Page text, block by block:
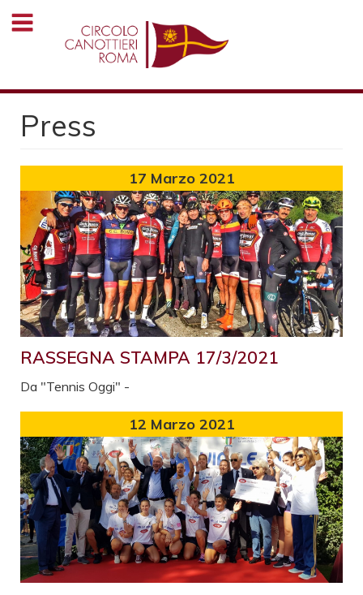
Salta
Press
17 Marzo 2021
RASSEGNA STAMPA 17/3/2021
Da "Tennis Oggi" -
12 Marzo 2021